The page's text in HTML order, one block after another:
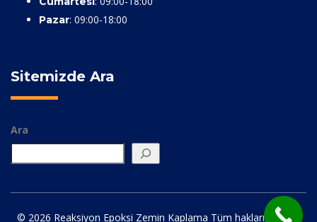
Pazar: 09:00-18:00
Sitemizde Ara
Ara
© 2026 Reaksiyon Epoksi Zemin Kaplama Tüm hakları saklıdır.